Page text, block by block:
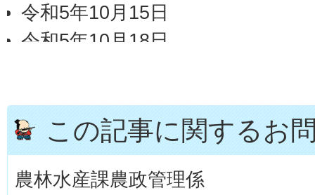
令和5年10月15日
令和5年10月18日
令和5年10月29日
この記事に関するお
農林水産課農政管理係